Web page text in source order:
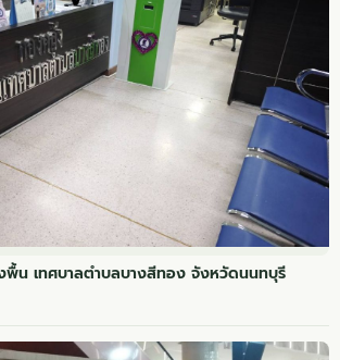
น เทศบาลตำบลบางสีทอง จังหวัดนนทบุรี